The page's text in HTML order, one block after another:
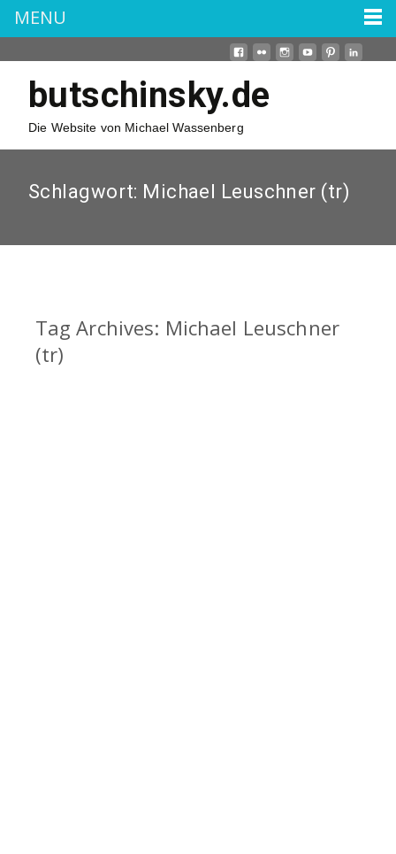
butschinsky.de
Die Website von Michael Wassenberg
Schlagwort: Michael Leuschner (tr)
Tag Archives: Michael Leuschner
(tr)
MENU